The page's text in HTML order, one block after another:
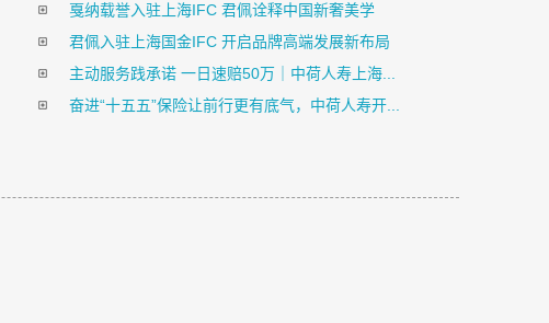
戛纳载誉入驻上海IFC 君佩诠释中国新奢美学
君佩入驻上海国金IFC 开启品牌高端发展新布局
主动服务践承诺 一日速赔50万｜中荷人寿上海...
奋进“十五五”保险让前行更有底气，中荷人寿开...